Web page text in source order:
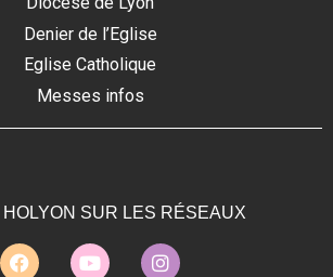
Denier de l’Eglise
Eglise Catholique
Messes infos
SUR LES RÉSEAUX